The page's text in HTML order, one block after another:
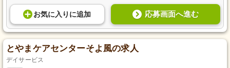
お気に入り に追加 応募画面へ進む
とやまケアセンターそよ風の求人
デイサービス